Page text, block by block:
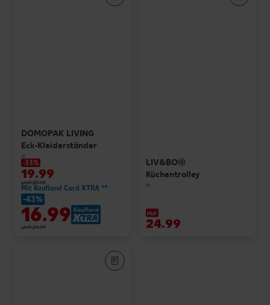
DOMOPAK LIVING
Eck-Kleiderständer
je
-33%
19.99
UVP 29.99
Mit Kaufland Card XTRA **
-43%
16.99
UVP 29.99
LIV&BO®
Küchentrolley
je
nur
24.99